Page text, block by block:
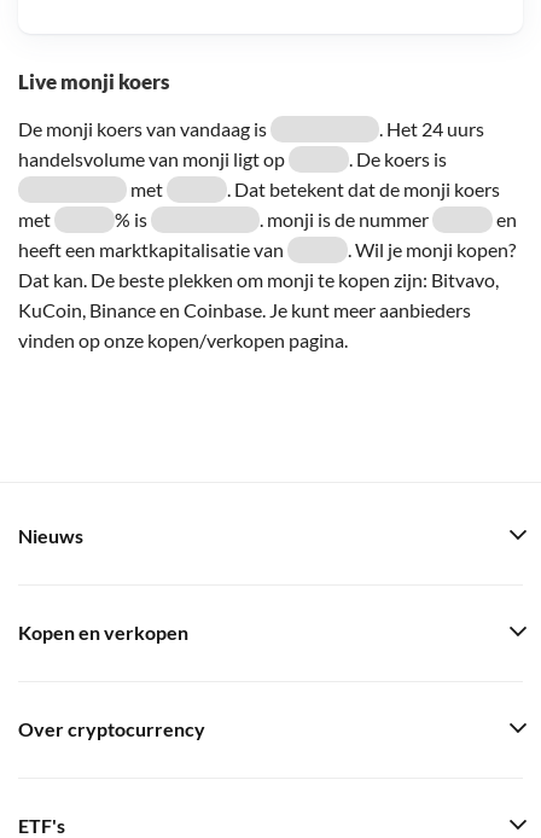
Live monji koers
De monji koers van vandaag is
. Het 24 uurs
handelsvolume van monji ligt op
. De koers is
met
. Dat betekent dat de monji koers
met
% is . monji is de nummer
en
heeft een marktkapitalisatie van
. Wil je monji kopen?
Dat kan. De beste plekken om monji te kopen zijn: Bitvavo,
KuCoin, Binance en Coinbase. Je kunt meer aanbieders
vinden op onze kopen/verkopen pagina.
Nieuws
Kopen en verkopen
Over cryptocurrency
ETF's